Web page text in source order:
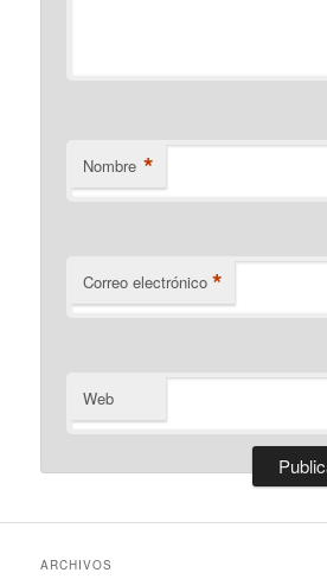
Nombre *
Correo electrónico *
Web
ARCHIVOS